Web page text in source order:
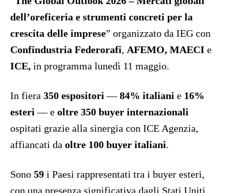
dell’oreficeria e strumenti concreti per la
crescita delle imprese” organizzato da IEG con
Confindustria Federorafi, AFEMO, MAECI e
ICE, in programma lunedì 11 maggio.
In fiera 350 espositori —84% italiani e 16%
esteri — e oltre 350 buyer internazionali
ospitati grazie alla sinergia con ICE Agenzia,
affiancati da oltre 100 buyer italiani.
Sono 59 i Paesi rappresentati tra i buyer esteri,
con una presenza significativa dagli Stati Uniti,